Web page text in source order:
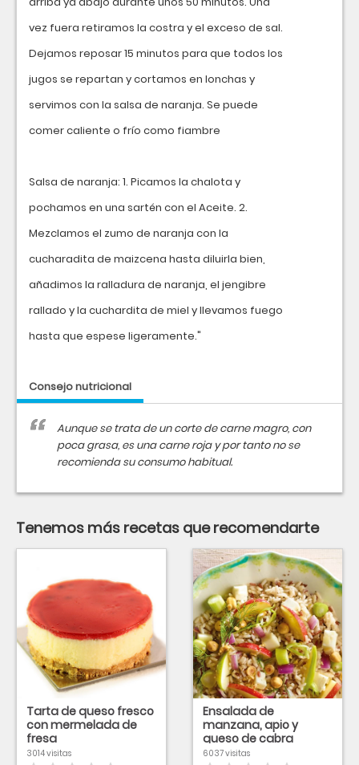
vez fuera retiramos la costra y el exceso de sal.
Dejamos reposar 15 minutos para que todos los
jugos se repartan y cortamos en lonchas y
servimos con la salsa de naranja. Se puede
comer caliente o frío como fiambre
Salsa de naranja: 1. Picamos la chalota y
pochamos en una sartén con el Aceite. 2.
Mezclamos el zumo de naranja con la
cucharadita de maizcena hasta diluirla bien,
añadimos la ralladura de naranja, el jengibre
rallado y la cuchardita de miel y llevamos fuego
hasta que espese ligeramente."
Consejo nutricional
Aunque se trata de un corte de carne magro, con
poca grasa, es una carne roja y por tanto no se
recomienda su consumo habitual.
Tenemos más recetas que recomendarte
Tarta de queso fresco
con mermelada de
fresa
3014 visitas
Ensalada de
manzana, apio y
queso de cabra
6037 visitas